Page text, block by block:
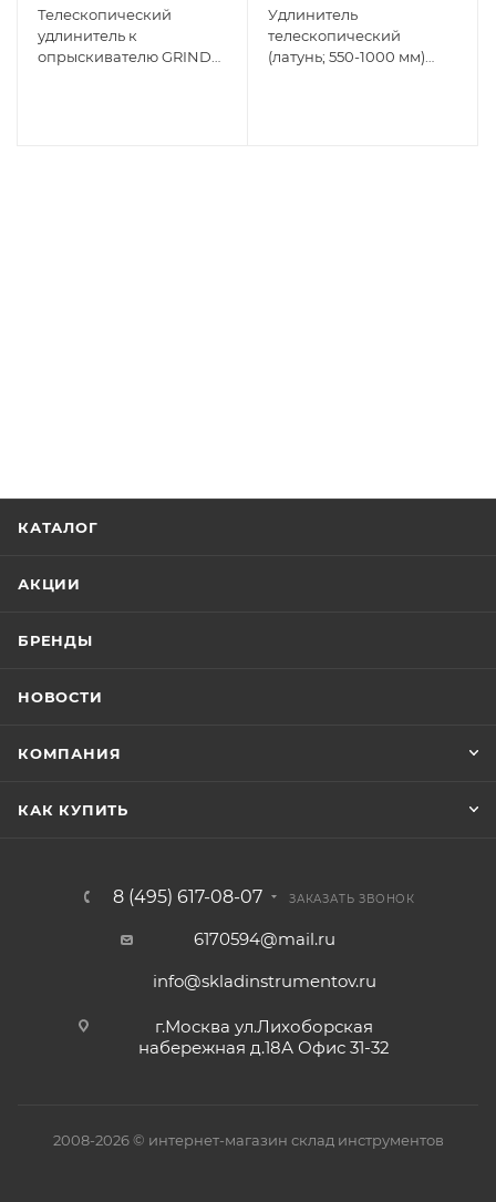
Телескопический
удлинитель к
опрыскивателю GRINDA
Удлинитель
телескопический
(латунь; 550-1000 мм)
КАТАЛОГ
АКЦИИ
БРЕНДЫ
НОВОСТИ
КОМПАНИЯ
КАК КУПИТЬ
8 (495) 617-08-07 ЗАКАЗАТЬ ЗВОНОК
6170594@mail.ru
info@skladinstrumentov.ru
г.Москва ул.Лихоборская
набережная д.18А Офис 31-32
2008-2026 © интернет-магазин склад инструментов